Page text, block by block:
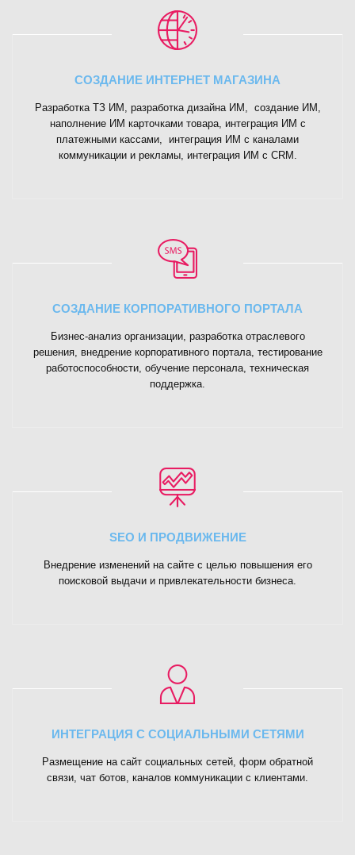
СОЗДАНИЕ ИНТЕРНЕТ МАГАЗИНА
Разработка ТЗ ИМ, разработка дизайна ИМ, создание ИМ,
наполнение ИМ карточками товара, интеграция ИМ с
платежными кассами, интеграция ИМ с каналами
коммуникации и рекламы, интеграция ИМ с CRM.
СОЗДАНИЕ КОРПОРАТИВНОГО ПОРТАЛА
Бизнес-анализ организации, разработка отраслевого
решения, внедрение корпоративного портала, тестирование
работоспособности, обучение персонала, техническая
поддержка.
SEO И ПРОДВИЖЕНИЕ
Внедрение изменений на сайте с целью повышения его
поисковой выдачи и привлекательности бизнеса.
ИНТЕГРАЦИЯ С СОЦИАЛЬНЫМИ СЕТЯМИ
Размещение на сайт социальных сетей, форм обратной
связи, чат ботов, каналов коммуникации с клиентами.